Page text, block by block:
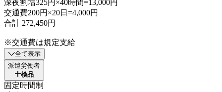
深夜割増325円×40時間=13,000円
交通費200円×20日=4,000円
合計 272,450円
※交通費は規定支給
全て表示
派遣労働者
検品
固定時間制